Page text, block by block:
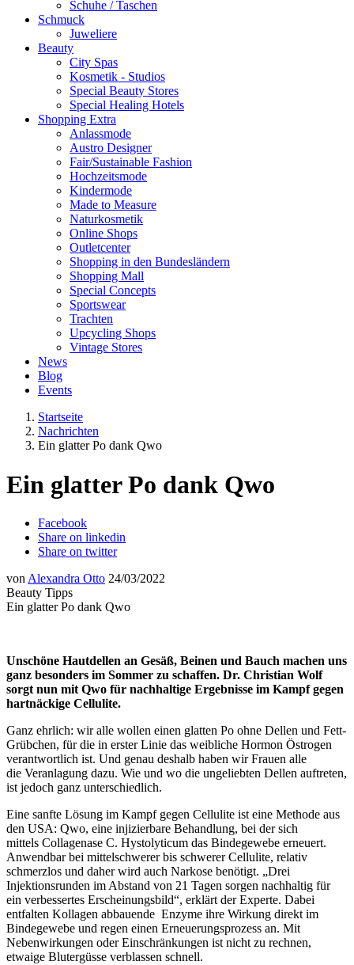
Schuhe / Taschen
Schmuck
Juweliere
Beauty
City Spas
Kosmetik - Studios
Special Beauty Stores
Special Healing Hotels
Shopping Extra
Anlassmode
Austro Designer
Fair/Sustainable Fashion
Hochzeitsmode
Kindermode
Made to Measure
Naturkosmetik
Online Shops
Outletcenter
Shopping in den Bundesländern
Shopping Mall
Special Concepts
Sportswear
Trachten
Upcycling Shops
Vintage Stores
News
Blog
Events
Startseite
Nachrichten
Ein glatter Po dank Qwo
Ein glatter Po dank Qwo
Facebook
Share on linkedin
Share on twitter
von Alexandra Otto 24/03/2022
Beauty Tipps
Ein glatter Po dank Qwo
Unschöne Hautdellen an Gesäß, Beinen und Bauch machen uns
ganz besonders im Sommer zu schaffen. Dr. Christian Wolf
sorgt nun mit Qwo für nachhaltige Ergebnisse im Kampf gegen
hartnäckige Cellulite.
Ganz ehrlich: wir alle wollen einen glatten Po ohne Dellen und Fett-
Grübchen, für die in erster Linie das weibliche Hormon Östrogen
verantwortlich ist. Und genau deshalb haben wir Frauen alle
die Veranlagung dazu. Wie und wo die ungeliebten Dellen auftreten,
ist jedoch ganz unterschiedlich.
Eine sanfte Lösung im Kampf gegen Cellulite ist eine Methode aus
den USA: Qwo, eine injizierbare Behandlung, bei der sich
mittels Collagenase C. Hystolyticum das Bindegewebe erneuert.
Anwendbar bei mittelschwerer bis schwerer Cellulite, relativ
schmerzlos und daher wird auch Narkose benötigt. „Drei
Injektionsrunden im Abstand von 21 Tagen sorgen nachhaltig für
ein verbessertes Erscheinungsbild“, erklärt der Experte. Dabei
entfalten Kollagen abbauende Enzyme ihre Wirkung direkt im
Bindegewebe und regen einen Erneuerungsprozess an. Mit
Nebenwirkungen oder Einschränkungen ist nicht zu rechnen,
etwaige Blutergüsse verblassen schnell.